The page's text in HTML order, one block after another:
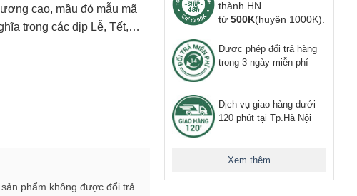
thành HN
từ 500K(huyện 1000K).
Được phép đổi trả hàng
trong 3 ngày miễn phí
Dịch vụ giao hàng dưới
120 phút tại Tp.Hà Nội
Xem thêm
cao, mầu đỏ mẫu mã
trong các dịp Lễ, Tết,…
phẩm không được đổi trả